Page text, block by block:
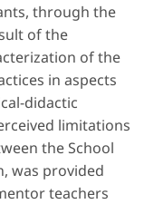
through the
of the
of the
in aspects
didactic
limitations
the School
was provided
teachers